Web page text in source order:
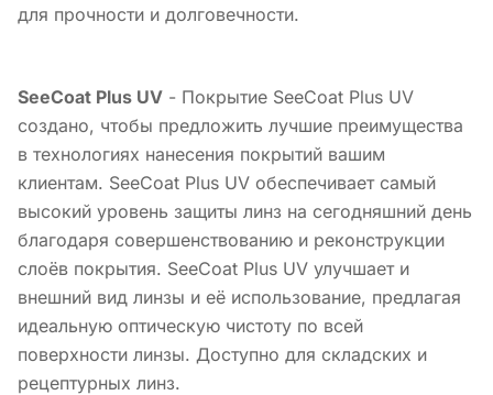
для прочности и долговечности.
SeeCoat Plus UV - Покрытие SeeCoat Plus UV
создано, чтобы предложить лучшие преимущества
в технологиях нанесения покрытий вашим
клиентам. SeeCoat Plus UV обеспечивает самый
высокий уровень защиты линз на сегодняшний день
благодаря совершенствованию и реконструкции
слоёв покрытия. SeeCoat Plus UV улучшает и
внешний вид линзы и её использование, предлагая
идеальную оптическую чистоту по всей
поверхности линзы. Доступно для складских и
рецептурных линз.